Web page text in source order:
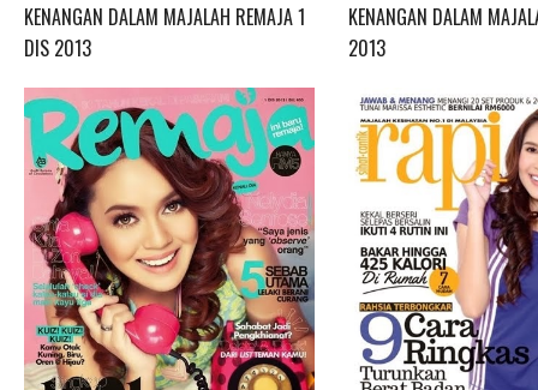
KENANGAN DALAM MAJALAH REMAJA 1
DIS 2013
KENANGAN DALAM
2013